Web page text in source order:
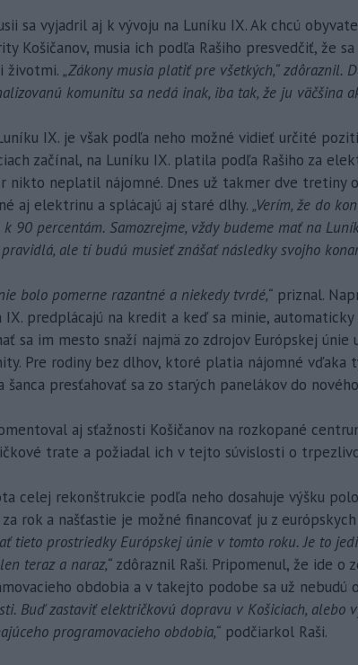
sa vyjadril aj k vývoju na Luníku IX. Ak chcú
Košičanov, musia ich podľa Rašiho presvedčiť, že
životmi. „Zákony musia platiť pre všetkých,“ zdôraznil.
komunitu sa nedá inak, iba tak, že ju väčšina
IX. je však podľa neho možné vidieť určité
začínal, na Luníku IX. platila podľa Rašiho za
nikto neplatil nájomné. Dnes už takmer dve tretiny
aj elektrinu a splácajú aj staré dlhy. „Verím, že do
k 90 percentám. Samozrejme, vždy budeme mať na
ale tí budú musieť znášať následky svojho
bolo pomerne razantné a niekedy tvrdé,“ priznal.
IX. predplácajú na kredit a keď sa minie,
sa im mesto snaží najmä zo zdrojov Európskej
Pre rodiny bez dlhov, ktoré platia nájomné
šanca presťahovať sa zo starých panelákov do
aj sťažnosti Košičanov na rozkopané
trate a požiadal ich v tejto súvislosti o
celej rekonštrukcie podľa neho dosahuje výšku
rok a našťastie je možné financovať ju z
tieto prostriedky Európskej únie v tomto roku. Je to
teraz a naraz,“ zdôraznil Raši. Pripomenul, že ide o
obdobia a v takejto podobe sa už nebudú
Buď zastaviť električkovú dopravu v Košiciach, alebo
programovacieho obdobia,“ podčiarkol Raši.